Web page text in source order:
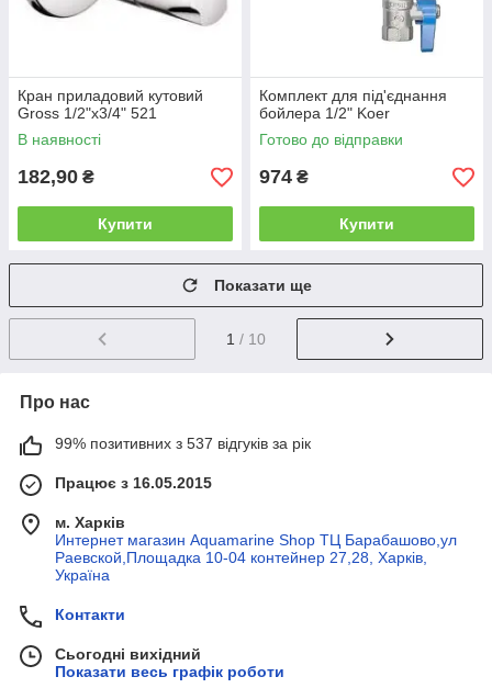
Кран приладовий кутовий
Gross 1/2"х3/4" 521
В наявності
182,90 ₴
Купити
Комплект для під'єднання
бойлера 1/2" Koer
Готово до відправки
974 ₴
Купити
Показати ще
1 / 10
Про нас
99% позитивних з 537 відгуків за рік
Працює з 16.05.2015
м. Харків
Интернет магазин Aquamarine Shop ТЦ Барабашово,ул
Раевской,Площадка 10-04 контейнер 27,28, Харків,
Україна
Контакти
Сьогодні вихідний
Показати весь графік роботи